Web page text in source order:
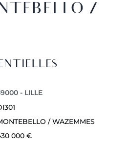
/
- LILLE
/ WAZEMMES
000 €